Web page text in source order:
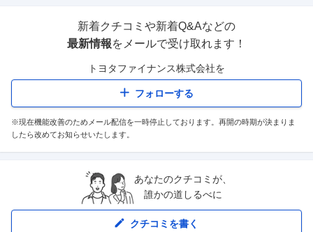
新着クチコミや新着Q&Aなどの
最新情報をメールで受け取れます！
トヨタファイナンス株式会社を
フォローする
※現在機能改善のためメール配信を一時停止しております。再開の時期が決まりま
したら改めてお知らせいたします。
あなたのクチコミが、
誰かの道しるべに
クチコミを書く